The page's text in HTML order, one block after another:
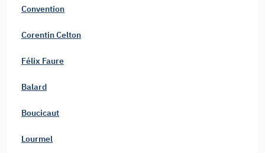
Convention
Corentin Celton
Félix Faure
Balard
Boucicaut
Lourmel